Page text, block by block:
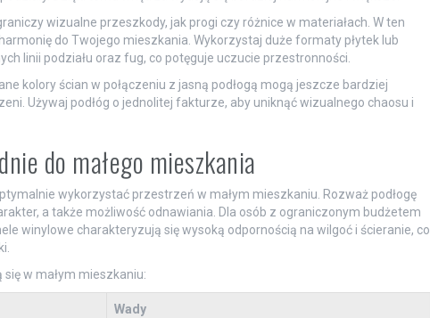
wizualne przeszkody, jak progi czy różnice w materiałach. W ten
do Twojego mieszkania. Wykorzystaj duże formaty płytek lub
linii podziału oraz fug, co potęguje uczucie przestronności.
kolory ścian w połączeniu z jasną podłogą mogą jeszcze bardziej
Używaj podłóg o jednolitej fakturze, aby uniknąć wizualnego chaosu i
do małego mieszkania
wykorzystać przestrzeń w małym mieszkaniu. Rozważ podłogę
a także możliwość odnawiania. Dla osób z ograniczonym budżetem
winylowe charakteryzują się wysoką odpornością na wilgoć i ścieranie, co
w małym mieszkaniu:
Wady